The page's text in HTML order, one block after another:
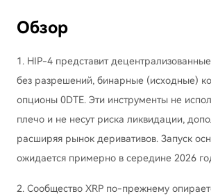
Обзор
1. HIP-4 представит
без разрешений, бинарные (исходные)
опционы 0DTE. Эти инструменты не
плечо и не несут риска ликвидации,
расширяя рынок деривативов. Запуск
ожидается примерно в середине 2026
2. Сообщество XRP по-прежнему